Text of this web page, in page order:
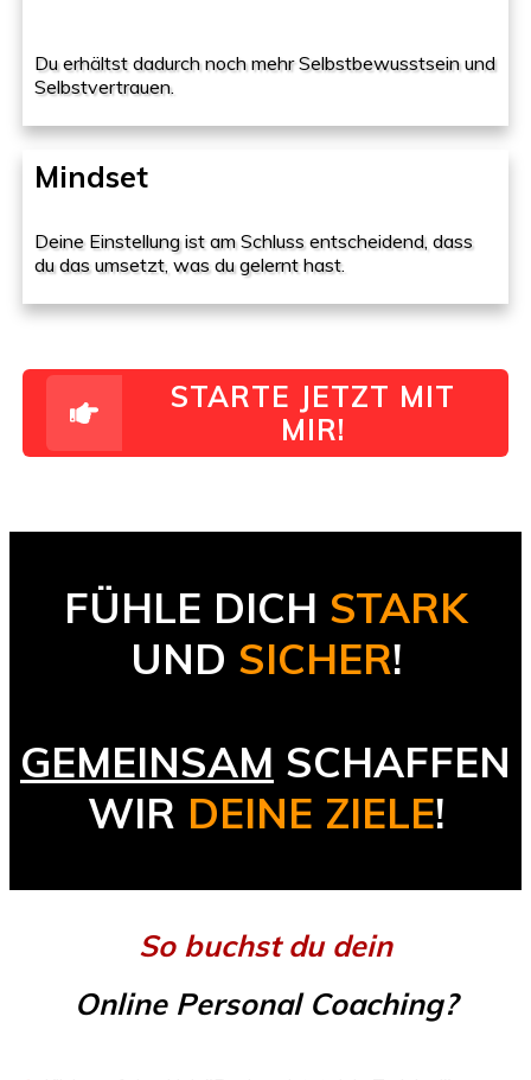
Du erhältst dadurch noch mehr Selbstbewusstsein und
Selbstvertrauen.
Mindset
Deine Einstellung ist am Schluss entscheidend, dass
du das umsetzt, was du gelernt hast.
STARTE JETZT MIT
MIR!
FÜHLE DICH STARK
UND SICHER!
GEMEINSAM SCHAFFEN
WIR DEINE ZIELE!
So buchst du dein
Online PersonalCoaching?